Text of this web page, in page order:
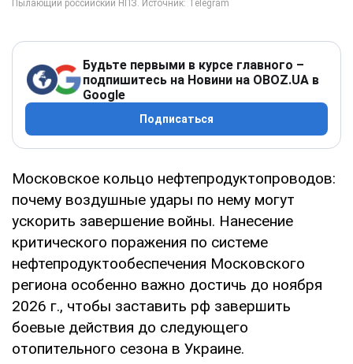
Будьте первыми в курсе главного –
подпишитесь на Новини на OBOZ.UA в
Google
Подписаться
Московское кольцо нефтепродуктопроводов:
почему воздушные удары по нему могут
ускорить завершение войны. Нанесение
критического поражения по системе
нефтепродуктообеспечения Московского
региона особенно важно достичь до ноября
2026 г., чтобы заставить рф завершить
боевые действия до следующего
отопительного сезона в Украине.